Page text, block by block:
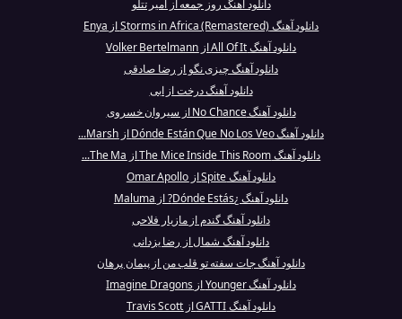
دانلود آهنگ روز جمعه از امیر تتلو
دانلود آهنگ Storms in Africa (Remastered) از Enya
دانلود آهنگ All Of It از Volker Bertelmann
دانلود آهنگ چیزی نگو از رضا صادقی
دانلود آهنگ درخت از ابی
دانلود آهنگ No Chance از سیروان خسروی
دانلود آهنگ Dónde Están Que No Los Veo از Marsh...
دانلود آهنگ The Mice Inside This Room از The Ma...
دانلود آهنگ Spite از Omar Apollo
دانلود آهنگ ¿Dónde Estás? از Maluma
دانلود آهنگ گندم از مازیار فلاحی
دانلود آهنگ شمال از رضا یزدانی
دانلود آهنگ جات سفته تو قلب من از پیمان پرهان
دانلود آهنگ Younger از Imagine Dragons
دانلود آهنگ GATTI از Travis Scott